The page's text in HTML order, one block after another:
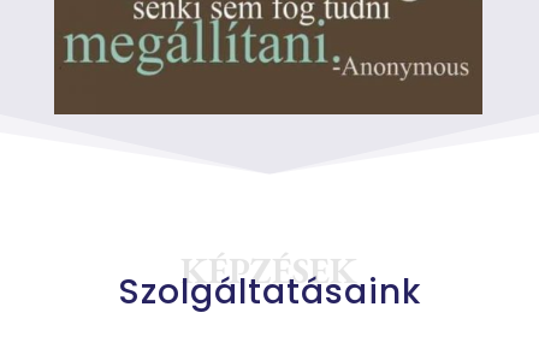
KÉPZÉSEK
Szolgáltatásaink